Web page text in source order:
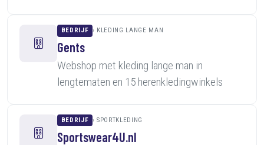
BEDRIJF KLEDING LANGE MAN
Gents
Webshop met kleding lange man in
lengtematen en 15 herenkledingwinkels
BEDRIJF SPORTKLEDING
Sportswear4U.nl